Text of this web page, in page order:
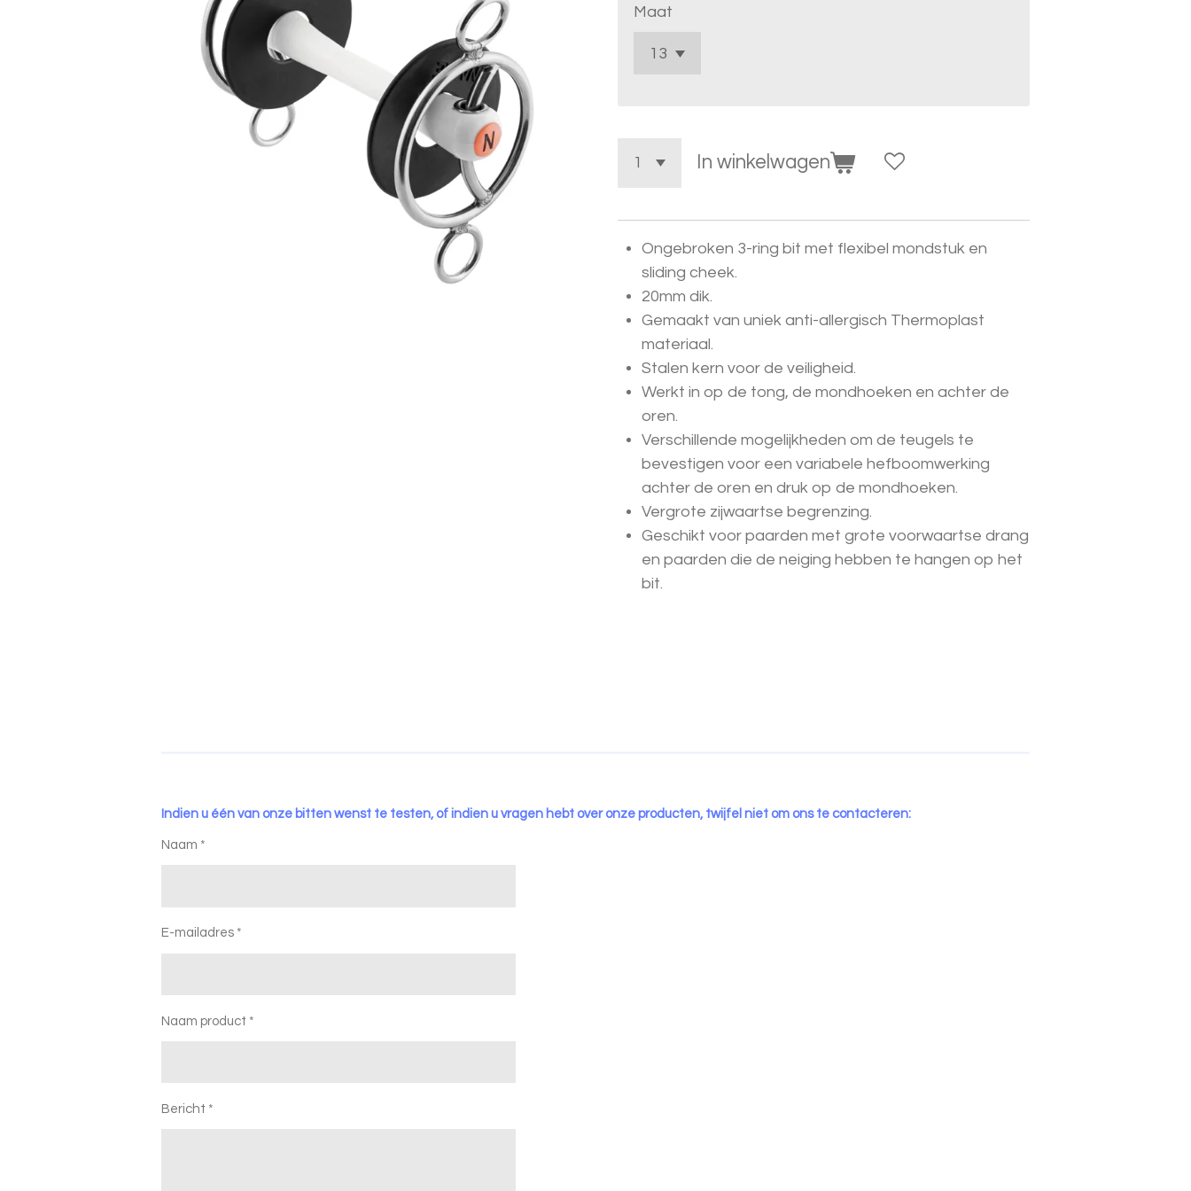
Maat
In winkelwagen
Ongebroken 3-ring bit met flexibel mondstuk en
sliding cheek.
20mm dik.
Gemaakt van uniek anti-allergisch Thermoplast
materiaal.
Stalen kern voor de veiligheid.
Werkt in op de tong, de mondhoeken en achter de
oren.
Verschillende mogelijkheden om de teugels te
bevestigen voor een variabele hefboomwerking
achter de oren en druk op de mondhoeken.
Vergrote zijwaartse begrenzing.
Geschikt voor paarden met grote voorwaartse drang
en paarden die de neiging hebben te hangen op het
bit.
Indien u één van onze bitten wenst te testen, of indien u vragen hebt over onze producten, twijfel niet om ons te contacteren:
Naam *
E-mailadres *
Naam product *
Bericht *